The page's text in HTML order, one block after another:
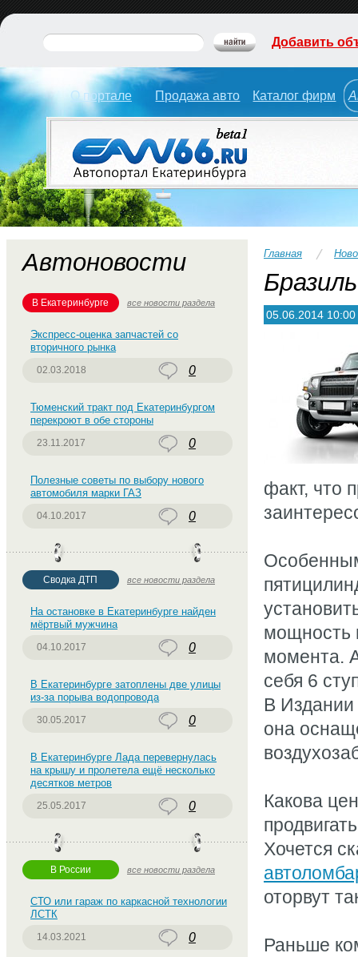
О портале Продажа авто Каталог фирм
Добавить
Главная
05.06.2014 10:00
факт, что
мощность
момента.
себя 6
В
она
Какова
Хочется
оторвут
Раньше
Автоновости
В Екатеринбурге все новости раздела
Экспресс-оценка запчастей со
вторичного рынка
02.03.2018 0
Тюменский тракт под Екатеринбургом
перекроют в обе стороны
23.11.2017 0
Полезные советы по выбору нового
автомобиля марки ГАЗ
04.10.2017 0
Сводка ДТП все новости раздела
На остановке в Екатеринбурге найден
мёртвый мужчина
04.10.2017 0
В Екатеринбурге затоплены две улицы
из-за порыва водопровода
30.05.2017 0
В Екатеринбурге Лада перевернулась
на крышу и пролетела ещё несколько
десятков метров
25.05.2017 0
В России все новости раздела
СТО или гараж по каркасной технологии
ЛСТК
14.03.2021 0